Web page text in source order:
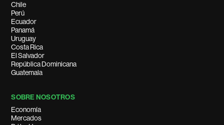
Chile
Perú
Ecuador
Panamá
Uruguay
Costa Rica
El Salvador
República Dominicana
Guatemala
SOBRE NOSOTROS
Economía
Mercados